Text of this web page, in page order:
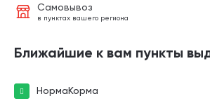
Самовывоз
в пунктах вашего региона
Ближайшие к вам пункты
НормаКорма